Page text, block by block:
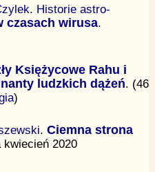
. Historie astro-
czasach wirusa.
Księżycowe Rahu i
ludzkich dążeń. (46
)
. Ciemna strona
2020